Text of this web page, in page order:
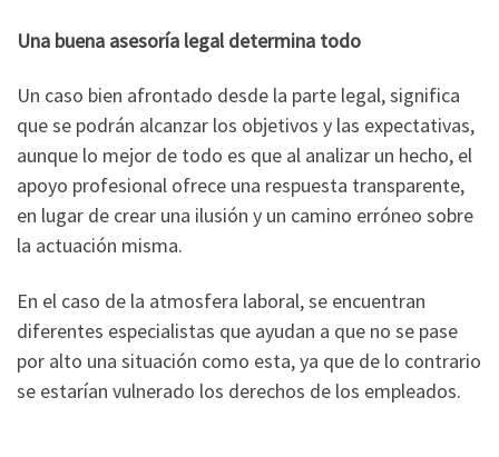
Una buena asesoría legal determina todo
Un caso bien afrontado desde la parte legal, significa
que se podrán alcanzar los objetivos y las expectativas,
aunque lo mejor de todo es que al analizar un hecho, el
apoyo profesional ofrece una respuesta transparente,
en lugar de crear una ilusión y un camino erróneo sobre
la actuación misma.
En el caso de la atmosfera laboral, se encuentran
diferentes especialistas que ayudan a que no se pase
por alto una situación como esta, ya que de lo contrario
se estarían vulnerado los derechos de los empleados.